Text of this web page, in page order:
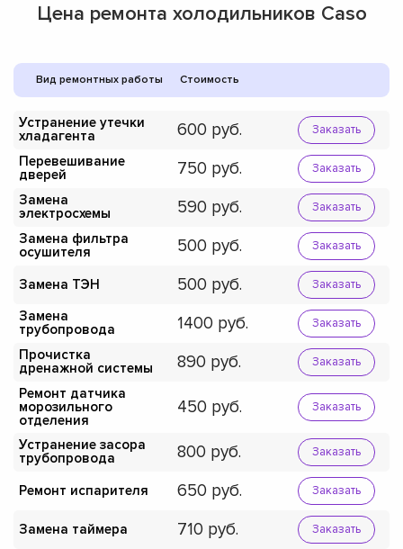
Цена ремонта холодильников Caso
Вид ремонтных работы Стоимость
Устранение утечки
хладагента
600 Заказать
Перевешивание
дверей
750 Заказать
Замена
электросхемы
590 Заказать
Замена фильтра
осушителя
500 Заказать
Замена ТЭН 500 Заказать
Замена
трубопровода
1400 Заказать
Прочистка
дренажной системы
890 Заказать
Ремонт датчика
морозильного
отделения
450 Заказать
Устранение засора
трубопровода
800 Заказать
Ремонт испарителя 650 Заказать
Замена таймера 710 Заказать